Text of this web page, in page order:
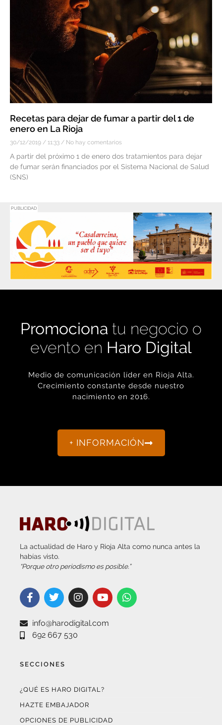
Recetas para dejar de fumar a partir del 1 de
enero en La Rioja
30/12/2019 11:33 No hay comentarios
A partir del próximo 1 de enero dos tratamientos para dejar
de fumar serán financiados por el Sistema Nacional de Salud
(SNS)
PUBLICIDAD
Promociona tu negocio o
evento en Haro Digital
Medio de comunicación líder en Rioja Alta.
Crecimiento constante desde nuestro
nacimiento en 2016.
+ INFORMACIÓN
La actualidad de Haro y Rioja Alta como nunca antes la
habías visto.
“Porque otro periodismo es posible.”
info@harodigital.com
692 667 530
SECCIONES
¿QUÉ ES HARO DIGITAL?
HAZTE EMBAJADOR
OPCIONES DE PUBLICIDAD